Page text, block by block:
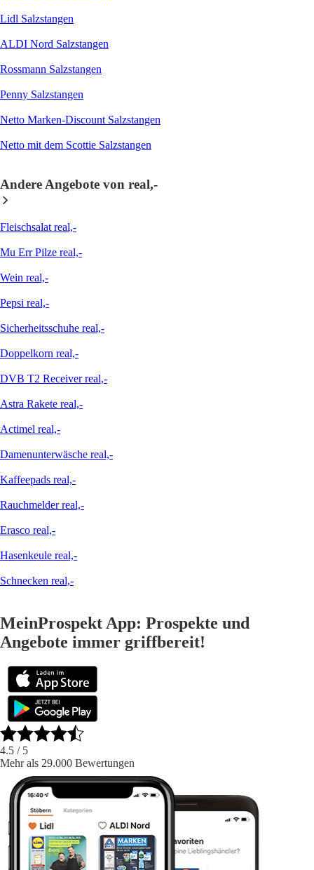
Lidl Salzstangen
ALDI Nord Salzstangen
Rossmann Salzstangen
Penny Salzstangen
Netto Marken-Discount Salzstangen
Netto mit dem Scottie Salzstangen
Andere Angebote von real,-
Fleischsalat real,-
Mu Err Pilze real,-
Wein real,-
Pepsi real,-
Sicherheitsschuhe real,-
Doppelkorn real,-
DVB T2 Receiver real,-
Astra Rakete real,-
Actimel real,-
Damenunterwäsche real,-
Kaffeepads real,-
Rauchmelder real,-
Erasco real,-
Hasenkeule real,-
Schnecken real,-
MeinProspekt App: Prospekte und
Angebote immer griffbereit!
4.5 / 5
Mehr als 29.000 Bewertungen